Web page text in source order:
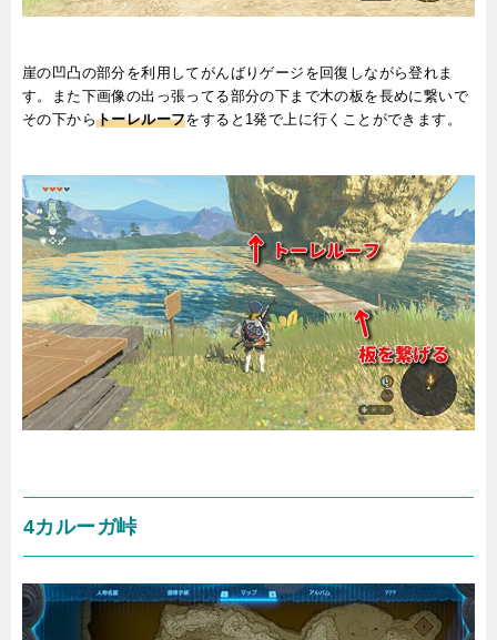
崖の凹凸の部分を利用してがんばりゲージを回復しながら登れま
す。また下画像の出っ張ってる部分の下まで木の板を長めに繋いで
その下からトーレルーフをすると1発で上に行くことができます。
4カルーガ峠